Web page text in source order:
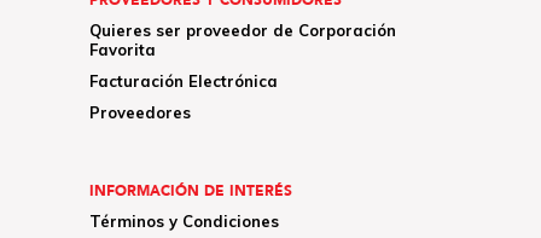
Quieres ser proveedor de Corporación
Favorita
Facturación Electrónica
Proveedores
INFORMACIÓN DE INTERÉS
Términos y Condiciones